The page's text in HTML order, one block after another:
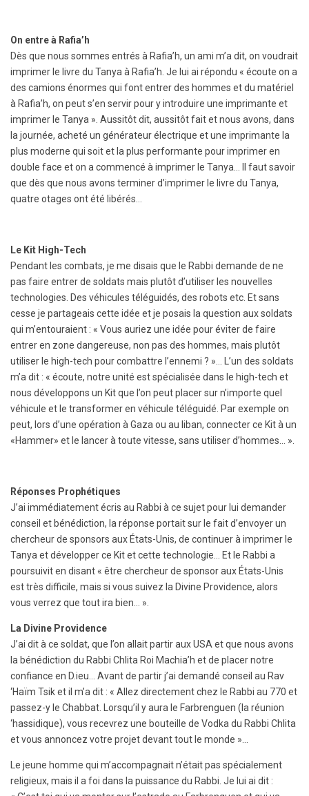
On entre à Rafia’h
Dès que nous sommes entrés à Rafia’h, un ami m’a dit, on voudrait
imprimer le livre du Tanya à Rafia’h. Je lui ai répondu « écoute on a
des camions énormes qui font entrer des hommes et du matériel
à Rafia’h, on peut s’en servir pour y introduire une imprimante et
imprimer le Tanya ». Aussitôt dit, aussitôt fait et nous avons, dans
la journée, acheté un générateur électrique et une imprimante la
plus moderne qui soit et la plus performante pour imprimer en
double face et on a commencé à imprimer le Tanya… Il faut savoir
que dès que nous avons terminer d’imprimer le livre du Tanya,
quatre otages ont été libérés…
Le Kit High-Tech
Pendant les combats, je me disais que le Rabbi demande de ne
pas faire entrer de soldats mais plutôt d’utiliser les nouvelles
technologies. Des véhicules téléguidés, des robots etc. Et sans
cesse je partageais cette idée et je posais la question aux soldats
qui m’entouraient : « Vous auriez une idée pour éviter de faire
entrer en zone dangereuse, non pas des hommes, mais plutôt
utiliser le high-tech pour combattre l’ennemi ? »… L’un des soldats
m’a dit : « écoute, notre unité est spécialisée dans le high-tech et
nous développons un Kit que l’on peut placer sur n’importe quel
véhicule et le transformer en véhicule téléguidé. Par exemple on
peut, lors d’une opération à Gaza ou au liban, connecter ce Kit à un
«Hammer» et le lancer à toute vitesse, sans utiliser d’hommes… ».
Réponses Prophétiques
J’ai immédiatement écris au Rabbi à ce sujet pour lui demander
conseil et bénédiction, la réponse portait sur le fait d’envoyer un
chercheur de sponsors aux États-Unis, de continuer à imprimer le
Tanya et développer ce Kit et cette technologie… Et le Rabbi a
poursuivit en disant « être chercheur de sponsor aux États-Unis
est très difficile, mais si vous suivez la Divine Providence, alors
vous verrez que tout ira bien… ».
La Divine Providence
J’ai dit à ce soldat, que l’on allait partir aux USA et que nous avons
la bénédiction du Rabbi Chlita Roi Machia’h et de placer notre
confiance en D.ieu… Avant de partir j’ai demandé conseil au Rav
‘Haïm Tsik et il m’a dit : « Allez directement chez le Rabbi au 770 et
passez-y le Chabbat. Lorsqu’il y aura le Farbrenguen (la réunion
‘hassidique), vous recevrez une bouteille de Vodka du Rabbi Chlita
et vous annoncez votre projet devant tout le monde »…
Le jeune homme qui m’accompagnait n’était pas spécialement
religieux, mais il a foi dans la puissance du Rabbi. Je lui ai dit :